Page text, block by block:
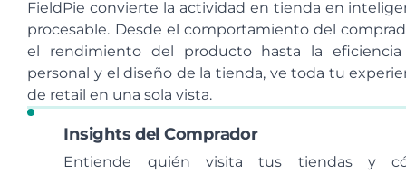
FieldPie convierte la actividad en tienda en
procesable. Desde el comportamiento del
el rendimiento del producto hasta la
personal y el diseño de la tienda, ve toda tu
de retail en una sola vista.
Insights del Comprador
Entiende quién visita tus tiendas y